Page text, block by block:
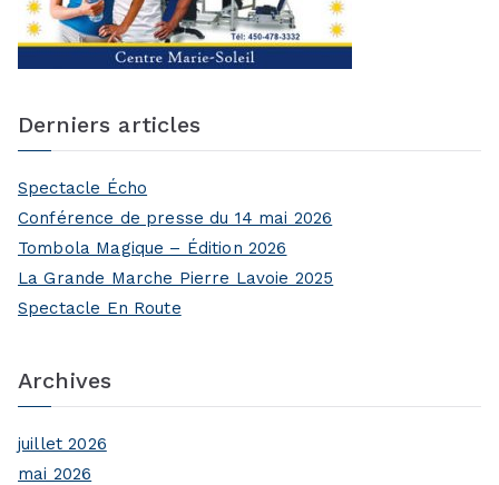
Derniers articles
Spectacle Écho
Conférence de presse du 14 mai 2026
Tombola Magique – Édition 2026
La Grande Marche Pierre Lavoie 2025
Spectacle En Route
Archives
juillet 2026
mai 2026